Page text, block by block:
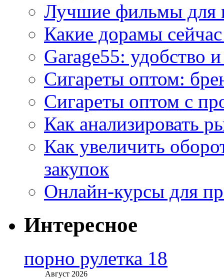
Лучшие фильмы для
Какие дорамы
Garage55: удобство
Сигареты оптом:
Сигареты оптом с
Как анализировать
Как увеличить
закупок
Онлайн-курсы для
Интересное
порно рулетка 18
Август 2026